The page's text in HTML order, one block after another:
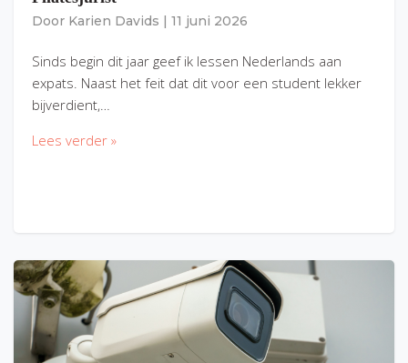
Door Karien Davids 11 juni 2026
Sinds begin dit jaar geef ik lessen Nederlands aan
expats. Naast het feit dat dit voor een student lekker
bijverdient,…
Lees verder »